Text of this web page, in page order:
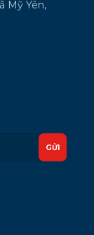
Mỹ Yên,
GỬI